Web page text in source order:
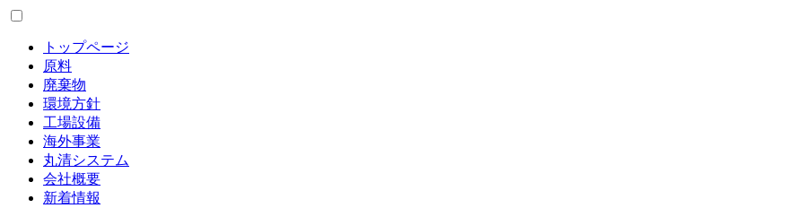
トップページ
原料
廃棄物
環境方針
工場設備
海外事業
丸清システム
会社概要
新着情報